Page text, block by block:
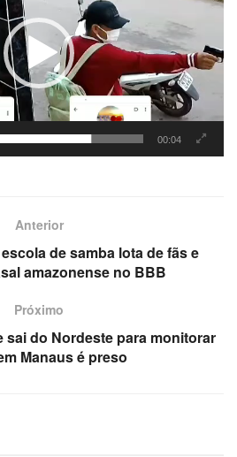
00:04
Anterior
de samba lota de fãs e
amazonense no BBB
Próximo
sai do Nordeste para monitorar
Manaus é preso